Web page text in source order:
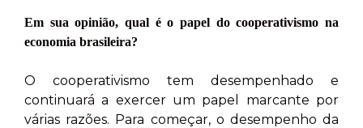
Em sua opinião, qual é o papel do cooperativismo na
economia brasileira?
O cooperativismo tem desempenhado e
continuará a exercer um papel marcante por
várias razões. Para começar, o desempenho da